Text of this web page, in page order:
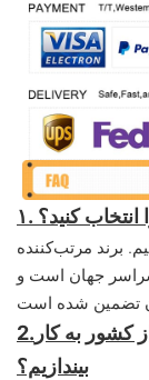
انتخاب کنید؟
برند مرتب‌کننده
سراسر جهان است و
2. کشور به کار
بیندازیم؟